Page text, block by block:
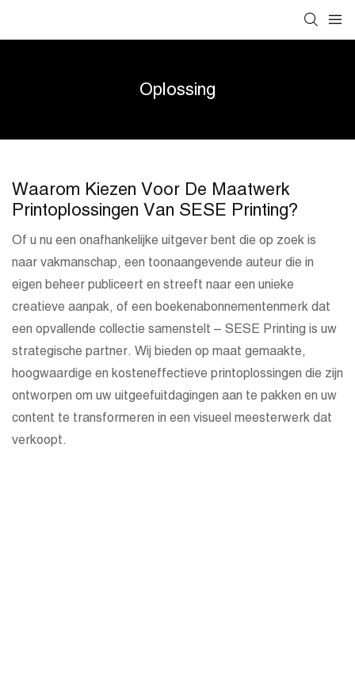
Oplossing
Waarom Kiezen Voor De Maatwerk
Printoplossingen Van SESE Printing?
Of u nu een onafhankelijke uitgever bent die op zoek is
naar vakmanschap, een toonaangevende auteur die in
eigen beheer publiceert en streeft naar een unieke
creatieve aanpak, of een boekenabonnementenmerk dat
een opvallende collectie samenstelt – SESE Printing is uw
strategische partner. Wij bieden op maat gemaakte,
hoogwaardige en kosteneffectieve printoplossingen die zijn
ontworpen om uw uitgeefuitdagingen aan te pakken en uw
content te transformeren in een visueel meesterwerk dat
verkoopt.